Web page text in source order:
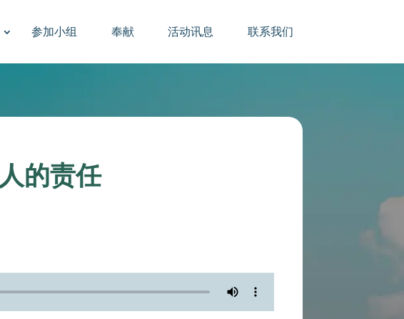
参加小组 奉献 活动讯息 联系我们
的责任